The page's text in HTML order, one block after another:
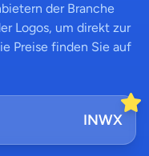
der Branche
Logos, um direkt zur
Preise finden Sie auf
INWX